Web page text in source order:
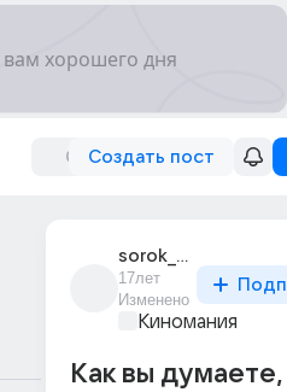
Создать пост
sorok_dva_2
17лет
Изменено
Киномания
Как вы